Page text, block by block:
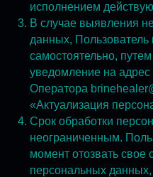
исполнением
В случае выявления
данных, Пользователь
самостоятельно,
уведомление на адрес
Оператора
«Актуализация
Срок обработки
неограниченным.
момент отозвать свое
персональных